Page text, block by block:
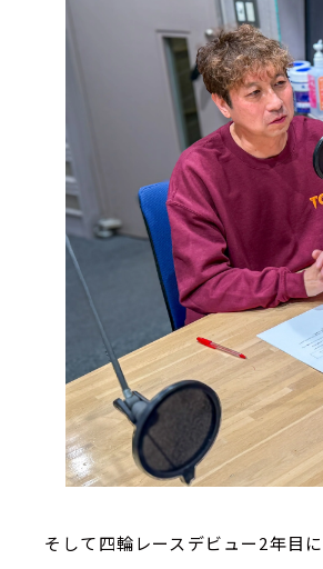
そして四輪レースデビュー2年目に